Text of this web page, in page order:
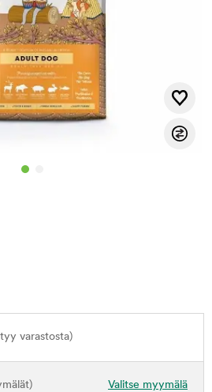
varastosta)
Valitse myymälä